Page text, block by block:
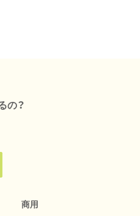
の？
商用